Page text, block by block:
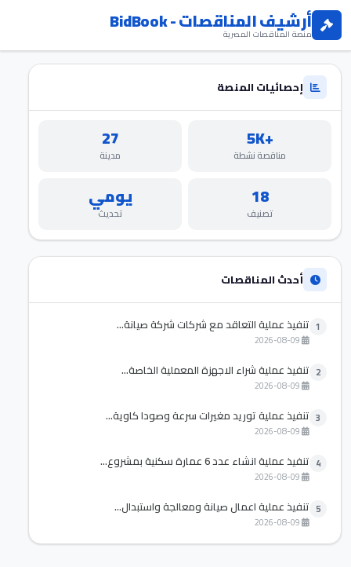
أرشيف المناقصات - BidBook
منصة المناقصات المصرية
إحصائيات المنصة
+5K
مناقصة نشطة
27
مدينة
18
تصنيف
يومي
تحديث
أحدث المناقصات
1 تنفيذ عملية التعاقد مع شركات شركة صيانة...
2 تنفيذ عملية شراء الاجهزة المعملية الخاصة...
3 تنفيذ عملية توريد مغيرات سرعة وصودا كاوية...
4 تنفيذ عملية انشاء عدد 6 عمارة سكنية بمشروع...
5 تنفيذ عملية اعمال صيانة ومعالجة واستبدال...